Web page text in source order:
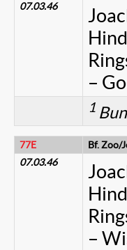
07.03.46
–
1
77E
Bf. Zoo/
07.03.46
–